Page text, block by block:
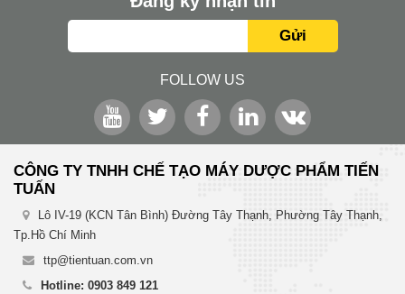
Gửi
FOLLOW US
CÔNG TY TNHH CHẾ TẠO MÁY DƯỢC PHẨM TIẾN
TUẤN
Lô IV-19 (KCN Tân Bình) Đường Tây Thạnh, Phường Tây Thạnh,
Tp.Hồ Chí Minh
ttp@tientuan.com.vn
Hotline: 0903 849 121